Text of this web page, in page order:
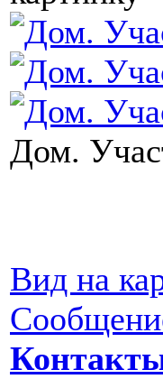
Дом.
Вид на